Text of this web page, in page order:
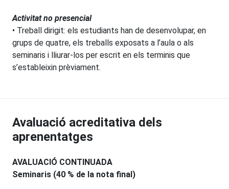
Activitat no presencial
• Treball dirigit: els estudiants han de desenvolupar, en
grups de quatre, els treballs exposats a l’aula o als
seminaris i lliurar-los per escrit en els terminis que
s’estableixin prèviament.
Avaluació acreditativa dels
aprenentatges
AVALUACIÓ CONTINUADA
Seminaris (40 % de la nota final)